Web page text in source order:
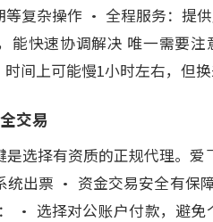
等复杂操作 • 全程服务：提
能快速协调解决 唯一需要
间上可能慢1小时左右，但
交易
选择有资质的正规代理。
统出票 • 资金交易安全有
• 选择对公账户付款，避